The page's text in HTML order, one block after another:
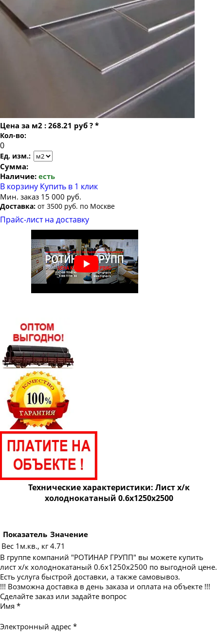
Лист х/к холоднокатаный 1.8х1000х2200
Лист х/к холоднокатаный 1.8х1250х2500
Лист х/к холоднокатаный 2х1250х2500
Лист х/к холоднокатаный 2.5х1250х2500
Лист х/к холоднокатаный 3х1250х2500
Цена за м2 : 268.21 руб ? *
Кол-во:
Ед. изм.:
Сумма:
Наличие: есть
В корзину Купить в 1 клик
Мин. заказ 15 000 руб.
Доставка: от 3500 руб. по Москве
Прайс-лист на доставку
Технические характеристики: Лист х/к
холоднокатаный 0.6х1250х2500
Показатель Значение
Вес 1м.кв., кг 4.71
В группе компаний "РОТИНАР ГРУПП" вы можете купить
лист х/к холоднокатаный 0.6х1250х2500 по выгодной цене.
Есть услуга быстрой доставки, а также самовывоз.
!!! Возможна доставка в день заказа и оплата на объекте !!!
Сделайте заказ или задайте вопрос
Имя *
Электронный адрес *